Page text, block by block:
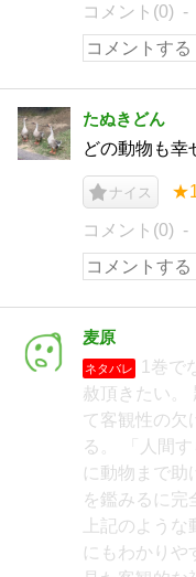
コメント(0)
たぬきどん
どの動物も幸
ナイス
コメント(0)
麦原
ネタバレ
1巻で
赦頂きたい。
て客観性の欠
る。 「人間
に動物まで助
を鑑みるに完
上記のよう
にもわかりや